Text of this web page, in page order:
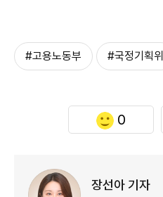
#고용노동부 #국정기획위
0
장선아 기자